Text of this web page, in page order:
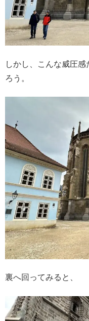
しかし、こんな威圧
ろう。
裏へ回ってみると、